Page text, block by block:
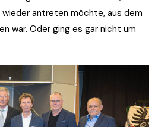
antreten möchte, aus dem
war. Oder ging es gar nicht um